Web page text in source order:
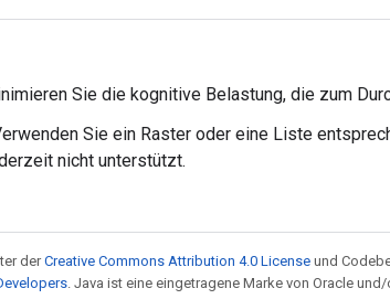
Sie die kognitive Belastung, die zum
Sie ein Raster oder eine Liste
nicht unterstützt.
derCreative Commons Attribution 4.0 License und
. Java ist eine eingetragene Marke von Oracle und/